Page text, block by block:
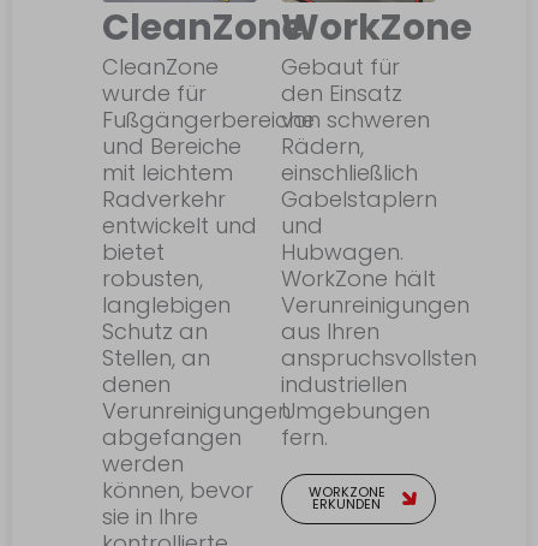
CleanZone
CleanZone
wurde für
Fußgängerbereiche
und Bereiche
mit leichtem
Radverkehr
entwickelt und
bietet
robusten,
langlebigen
Schutz an
Stellen, an
denen
Verunreinigungen
abgefangen
werden
können, bevor
sie in Ihre
WorkZone
Gebaut für
den Einsatz
von schweren
Rädern,
einschließlich
Gabelstaplern
und
Hubwagen.
WorkZone hält
Verunreinigungen
aus Ihren
anspruchsvollsten
industriellen
Umgebungen
fern.
WORKZONE
ERKUNDEN